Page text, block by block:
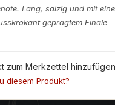
Lang, salzig und mit
geprägtem Finale
zum Merkzettel hinzufügen
diesem Produkt?